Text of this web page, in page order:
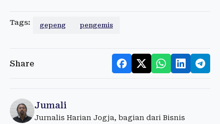
Tags: gepeng pengemis
Share
Jumali
Jurnalis Harian Jogja, bagian dari Bisnis